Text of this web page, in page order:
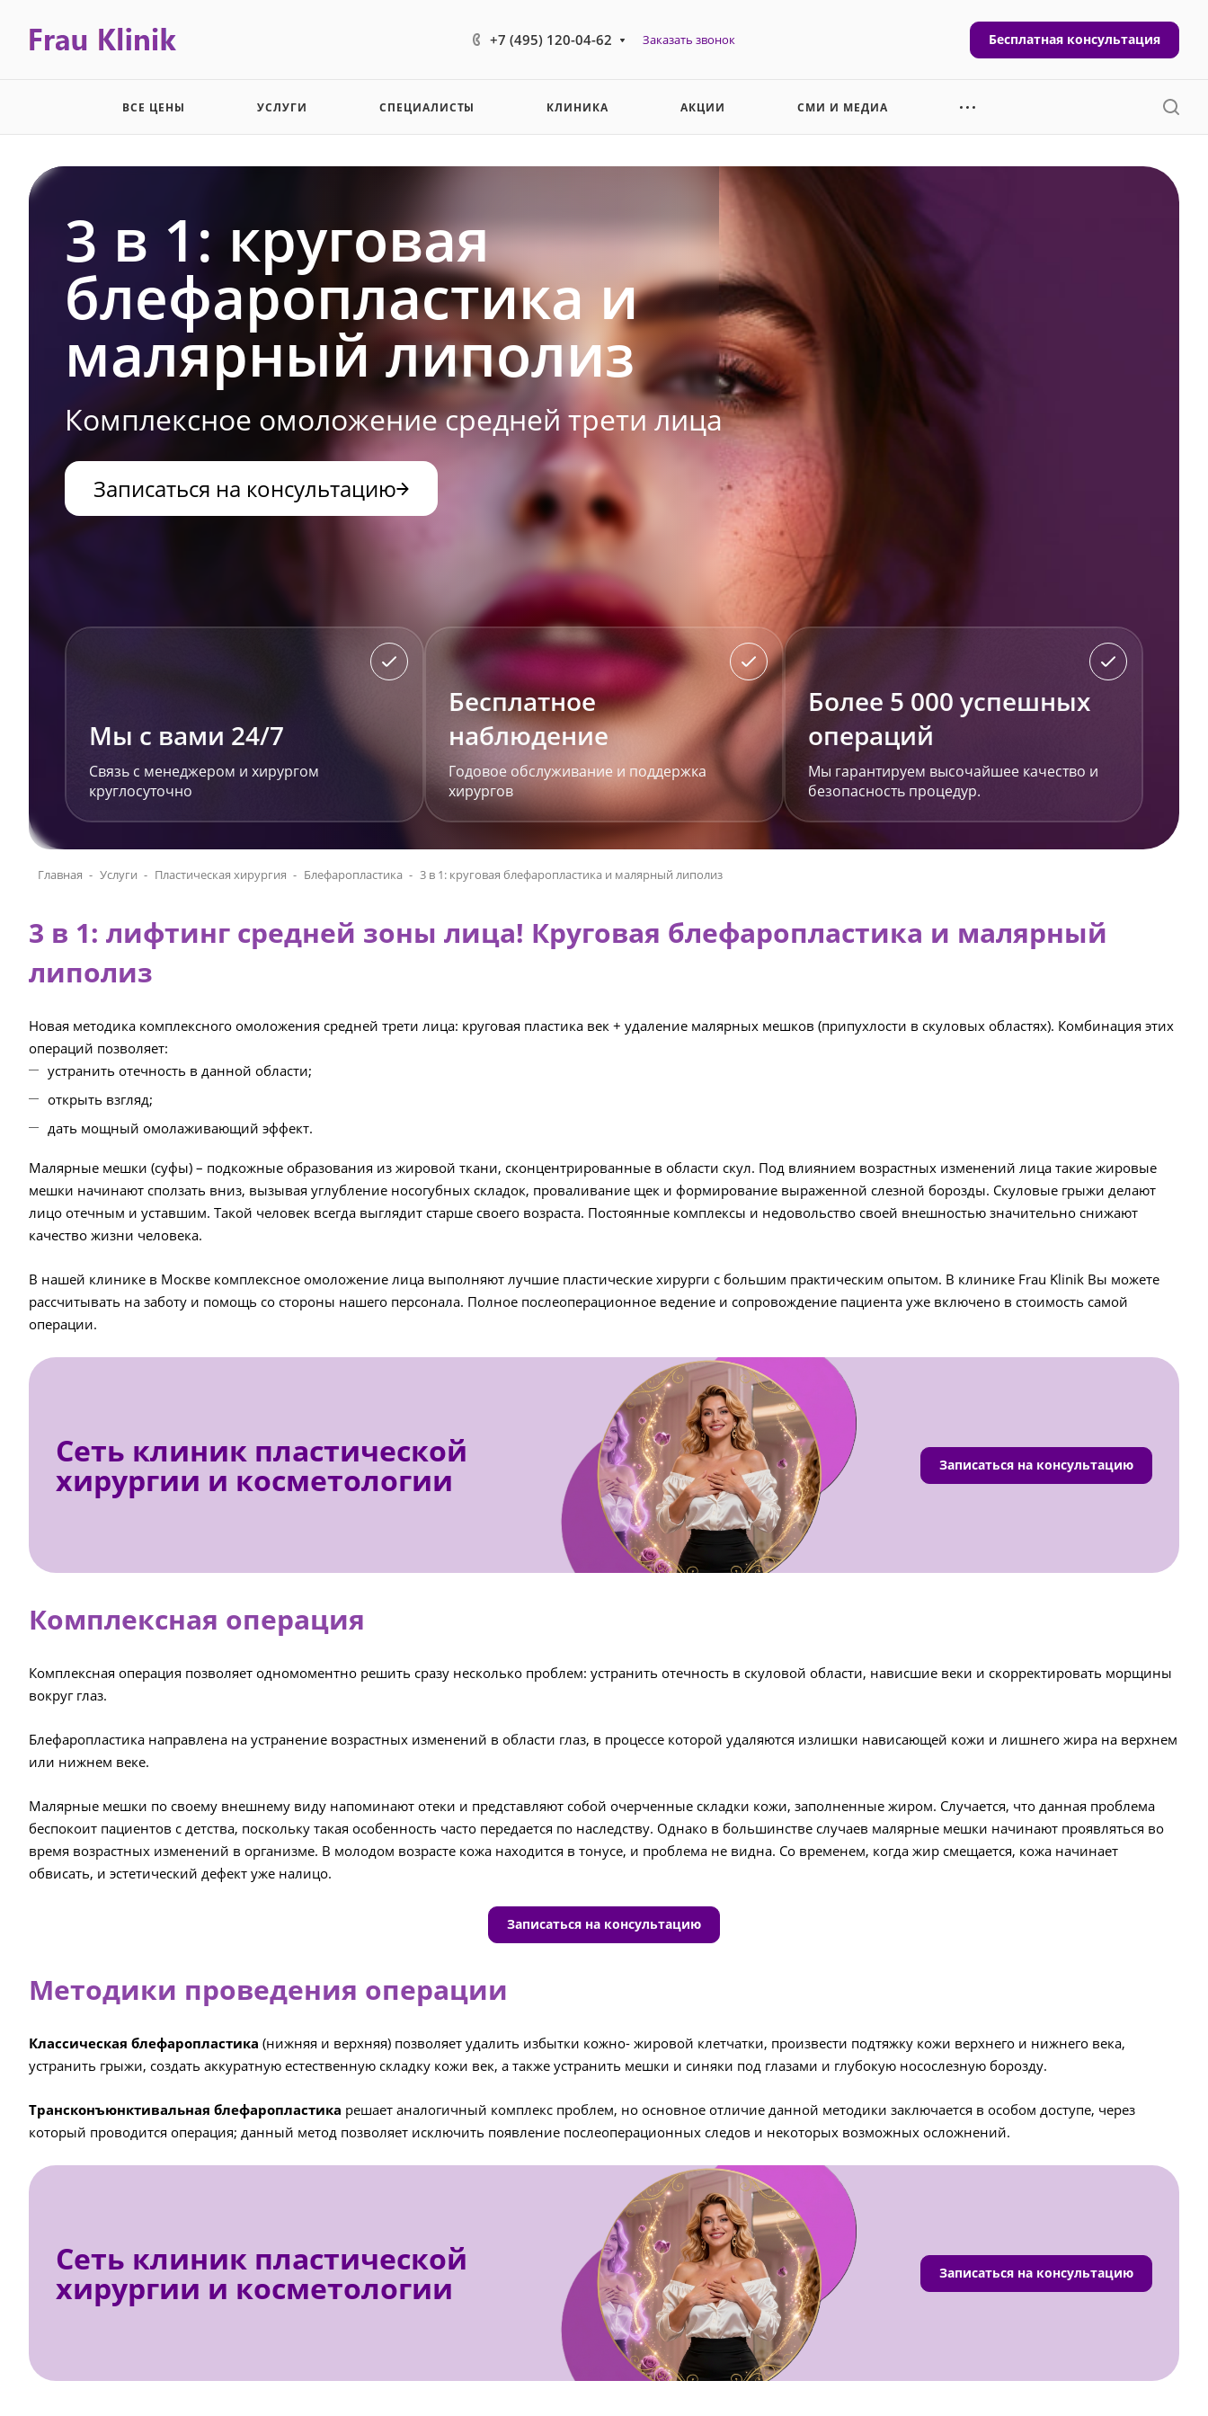
+7 (495) 120-04-62 Заказать звонок Бесплатная консультация
ВСЕ ЦЕНЫ УСЛУГИ СПЕЦИАЛИСТЫ КЛИНИКА АКЦИИ СМИ И МЕДИА
3 в 1: круговая
блефаропластика и
малярный липолиз
Комплексное омоложение средней трети лица
Записаться на консультацию
Мы с вами 24/7
Связь с менеджером и хирургом
круглосуточно
Бесплатное
наблюдение
Годовое обслуживание и поддержка
хирургов
Более 5 000 успешных
операций
Мы гарантируем высочайшее качество и
безопасность процедур.
Главная Услуги Пластическая хирургия Блефаропластика 3 в 1: круговая блефаропластика и малярный липолиз
3 в 1: лифтинг средней зоны лица! Круговая блефаропластика и малярный
липолиз
Новая методика комплексного омоложения средней трети лица: круговая пластика век + удаление малярных мешков (припухлости в скуловых областях). Комбинация этих
операций позволяет:
устранить отечность в данной области;
открыть взгляд;
дать мощный омолаживающий эффект.
Малярные мешки (суфы) – подкожные образования из жировой ткани, сконцентрированные в области скул. Под влиянием возрастных изменений лица такие жировые
мешки начинают сползать вниз, вызывая углубление носогубных складок, проваливание щек и формирование выраженной слезной борозды. Скуловые грыжи делают
лицо отечным и уставшим. Такой человек всегда выглядит старше своего возраста. Постоянные комплексы и недовольство своей внешностью значительно снижают
качество жизни человека.
В нашей клинике в Москве комплексное омоложение лица выполняют лучшие пластические хирурги с большим практическим опытом. В клинике Frau Klinik Вы можете
рассчитывать на заботу и помощь со стороны нашего персонала. Полное послеоперационное ведение и сопровождение пациента уже включено в стоимость самой
операции.
Сеть клиник пластической
хирургии и косметологии Записаться на консультацию
Комплексная операция
Комплексная операция позволяет одномоментно решить сразу несколько проблем: устранить отечность в скуловой области, нависшие веки и скорректировать морщины
вокруг глаз.
Блефаропластика направлена на устранение возрастных изменений в области глаз, в процессе которой удаляются излишки нависающей кожи и лишнего жира на верхнем
или нижнем веке.
Малярные мешки по своему внешнему виду напоминают отеки и представляют собой очерченные складки кожи, заполненные жиром. Случается, что данная проблема
беспокоит пациентов с детства, поскольку такая особенность часто передается по наследству. Однако в большинстве случаев малярные мешки начинают проявляться во
время возрастных изменений в организме. В молодом возрасте кожа находится в тонусе, и проблема не видна. Со временем, когда жир смещается, кожа начинает
обвисать, и эстетический дефект уже налицо.
Записаться на консультацию
Методики проведения операции
Классическая блефаропластика (нижняя и верхняя) позволяет удалить избытки кожно- жировой клетчатки, произвести подтяжку кожи верхнего и нижнего века,
устранить грыжи, создать аккуратную естественную складку кожи век, а также устранить мешки и синяки под глазами и глубокую носослезную борозду.
Трансконъюнктивальная блефаропластика решает аналогичный комплекс проблем, но основное отличие данной методики заключается в особом доступе, через
который проводится операция; данный метод позволяет исключить появление послеоперационных следов и некоторых возможных осложнений.
Сеть клиник пластической
хирургии и косметологии Записаться на консультацию